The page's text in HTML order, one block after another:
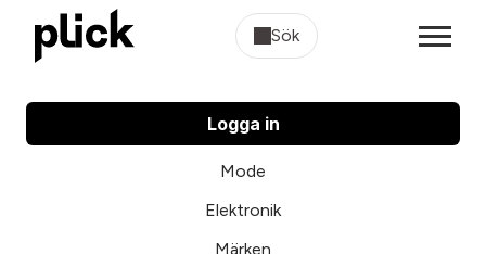
Sök
Logga in
Mode
Elektronik
Märken